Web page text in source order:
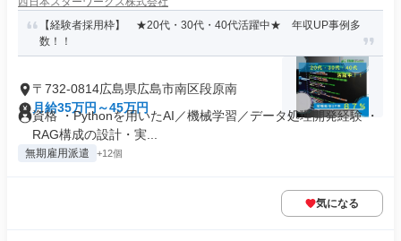
【経験者採用枠】 ★20代・30代・40代活躍中★ 年収UP事例多
数！！
〒732-0814広島県広島市南区段原南
月給35万円～45万円
資格 ・Pythonを用いたAI／機械学習／データ処理開発経験 ・
RAG構成の設計・実...
無期雇用派遣 +12個
気になる